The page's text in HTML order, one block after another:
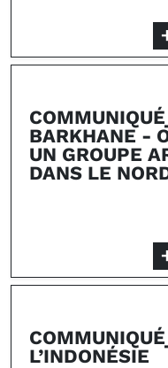
BARKHANE -
UN GROUPE
DANS LE
L’INDONÉSIE